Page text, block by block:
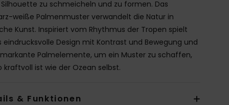
zu schmeicheln und zu formen. Das
weiße Palmenmuster verwandelt die Natur in
Kunst. Inspiriert vom Rhythmus der Tropen spielt
eindrucksvolle Design mit Kontrast und Bewegung und
Palmelemente, um ein Muster zu schaffen,
kraftvoll ist wie der Ozean selbst.
& Funktionen